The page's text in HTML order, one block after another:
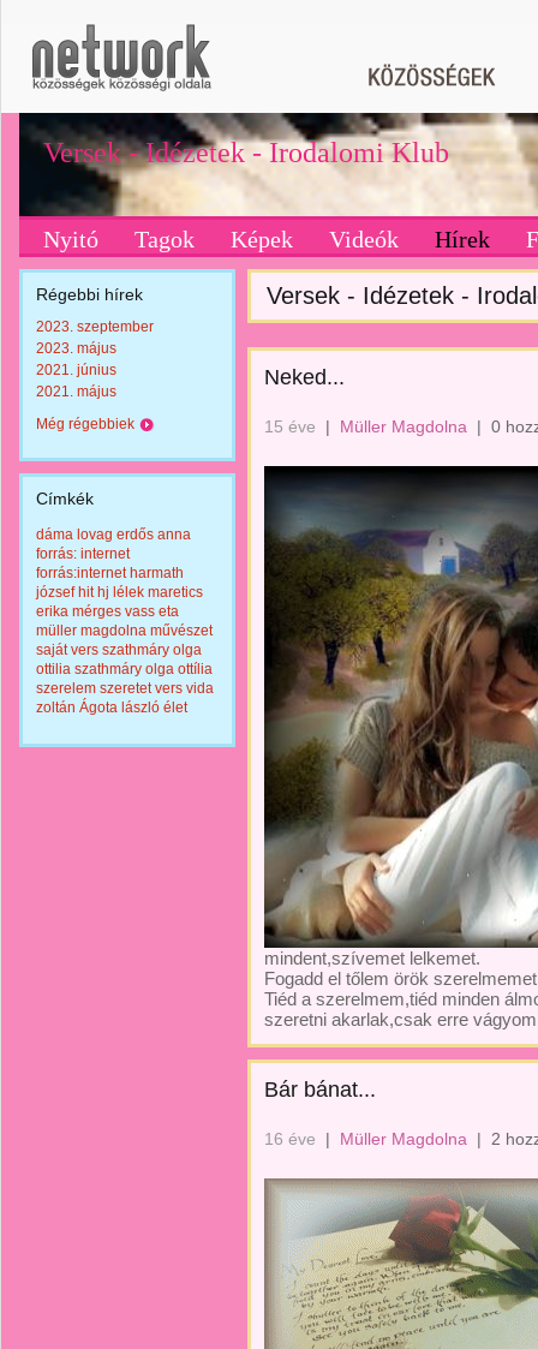
Versek - Idézetek - Irodalomi Klub
Nyitó Tagok Képek Videók Hírek
Régebbi hírek
2023. szeptember
2023. május
2021. június
2021. május
Még régebbiek
Címkék
dáma lovag erdős anna
forrás: internet
forrás:internet harmath
józsef hit hj lélek maretics
erika mérges vass eta
müller magdolna művészet
saját vers szathmáry olga
ottilia szathmáry olga ottília
szerelem szeretet vers vida
zoltán Ágota lászló élet
Versek - Idézetek -
Neked...
15 éve | Müller Magdolna | 0
mindent,szívemet lelkemet.
Fogadd el tőlem örök
Tiéd a szerelmem,tiéd minden
szeretni akarlak,csak erre
Bár bánat...
16 éve | Müller Magdolna | 2